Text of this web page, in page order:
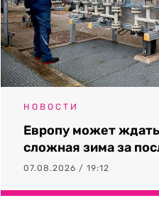
НОВОСТИ
Европу может
сложная зима за
07.08.2026 / 19:12